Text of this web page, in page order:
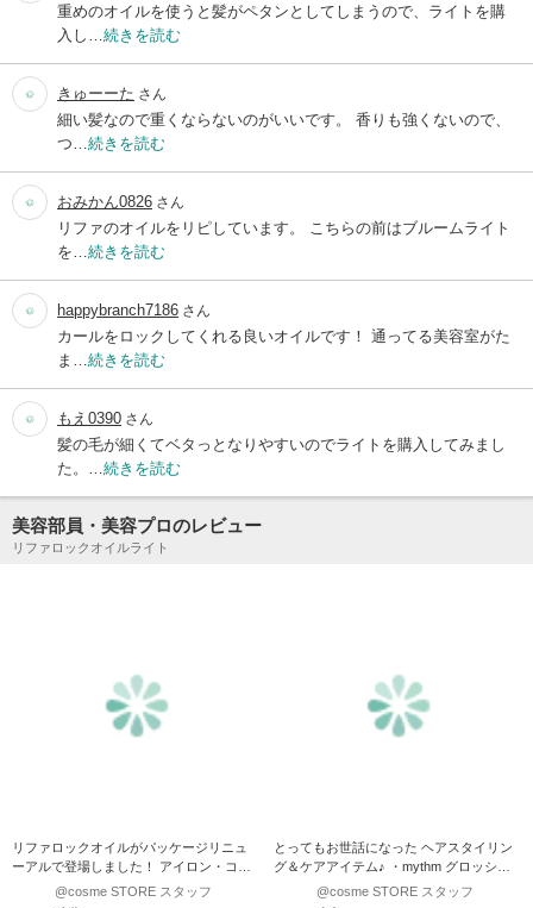
重めのオイルを使うと髪がペタンとしてしまうので、ライトを購
入し… 続きを読む
きゅーーた さん
細い髪なので重くならないのがいいです。 香りも強くないので、
つ… 続きを読む
おみかん0826 さん
リファのオイルをリピしています。 こちらの前はブルームライト
を… 続きを読む
happybranch7186 さん
カールをロックしてくれる良いオイルです！ 通ってる美容室がた
ま… 続きを読む
もえ0390 さん
髪の毛が細くてベタっとなりやすいのでライトを購入してみまし
た。… 続きを読む
美容部員・美容プロのレビュー
リファロックオイルライト
リファロックオイルがパッケージリニュ
ーアルで登場しました！ アイロン・コテ
の前のワンステップでキ…
@cosme STORE スタッフ
とってもお世話になった ヘアスタイリン
グ＆ケアアイテム♪ ・mythm グロッシー
パールジェル …
@cosme STORE スタッフ